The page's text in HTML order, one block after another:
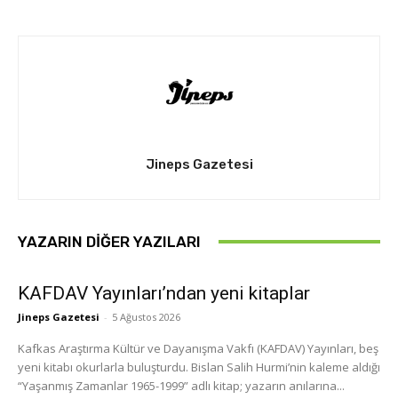
Jineps Gazetesi
YAZARIN DIĞER YAZILARI
KAFDAV Yayınları’ndan yeni kitaplar
Jineps Gazetesi - 5 Ağustos 2026
Kafkas Araştırma Kültür ve Dayanışma Vakfı (KAFDAV) Yayınları, beş
yeni kitabı okurlarla buluşturdu. Bislan Salih Hurmi’nin kaleme aldığı
“Yaşanmış Zamanlar 1965-1999” adlı kitap; yazarın anılarına...